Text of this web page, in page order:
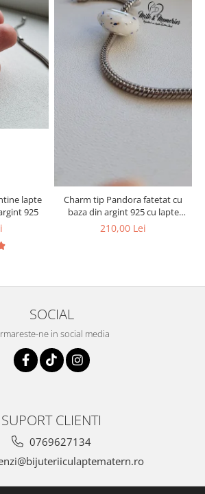
lapte
925
Charm tip Pandora fatetat cu
baza din argint 925 cu lapte
matern si foita decorativa
210,00 Lei
SOCIAL
ne in social media
SUPORT CLIENTI
0769627134